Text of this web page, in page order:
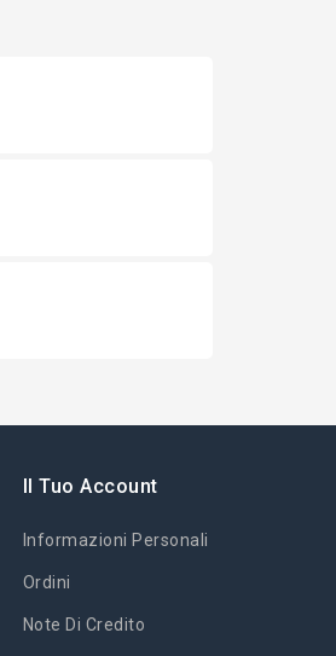
Il Tuo Account
Informazioni Personali
Ordini
Note Di Credito